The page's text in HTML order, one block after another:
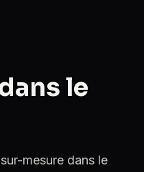
le
mesure dans le